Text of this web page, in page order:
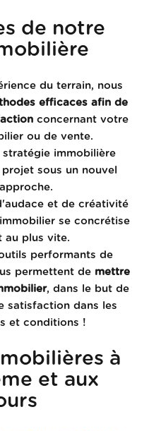
de notre
du terrain, nous
efficaces afin de
concernant votre
ou de vente.
immobilière
sous un nouvel
et de créativité
se concrétise
au plus vite.
performants de
permettent de mettre
, dans le but de
satisfaction dans les
et conditions !
à
et aux